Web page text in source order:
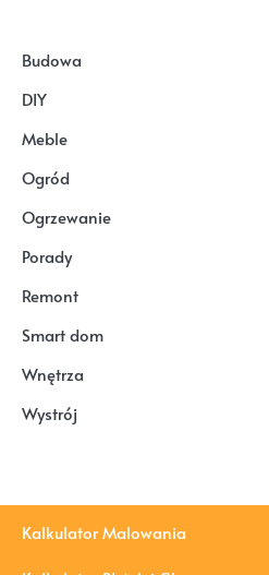
Budowa
DIY
Meble
Ogród
Ogrzewanie
Porady
Remont
Smart dom
Wnętrza
Wystrój
Kalkulator Malowania